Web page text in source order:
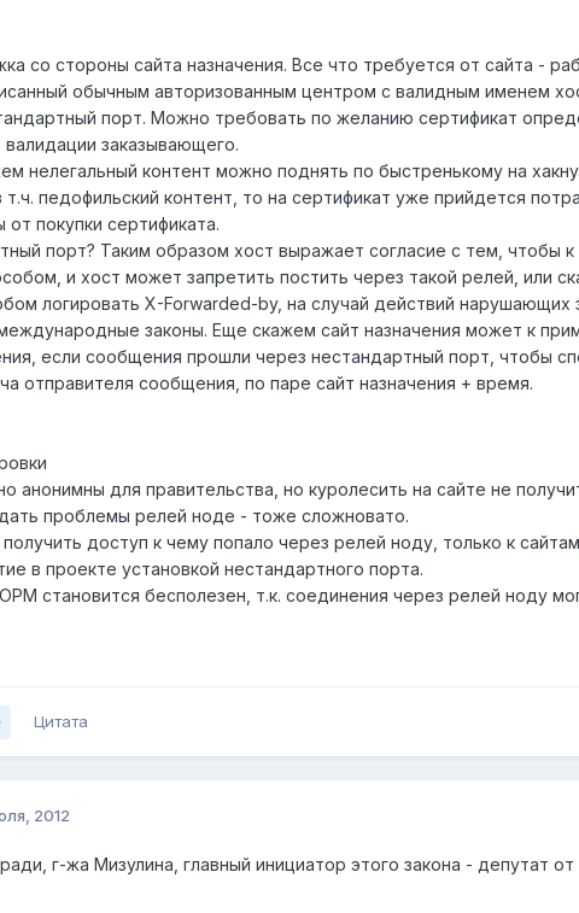
со стороны сайта назначения. Все что требуется от сайта -
обычным авторизованным центром с валидным именем
порт. Можно требовать по желанию сертификат
заказывающего.
нелегальный контент можно поднять по быстренькому на
педофильский контент, то на сертификат уже прийдется
от покупки сертификата.
порт? Таким образом хост выражает согласие с тем, чтобы к
и хост может запретить постить через такой релей, или
логировать X-Forwarded-by, на случай действий нарушающих
законы. Еще скажем сайт назначения может к
если сообщения прошли через нестандартный порт, чтобы
отправителя сообщения, по паре сайт назначения + время.
анонимны для правительства, но куролесить на сайте не
проблемы релей ноде - тоже сложновато.
доступ к чему попало через релей ноду, только к
в проекте установкой нестандартного порта.
становится бесполезен, т.к. соединения через релей ноду
Цитата
2012
г-жа Мизулина, главный инициатор этого закона - депутат от